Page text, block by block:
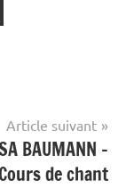
Article suivant
BAUMANN –
de chant